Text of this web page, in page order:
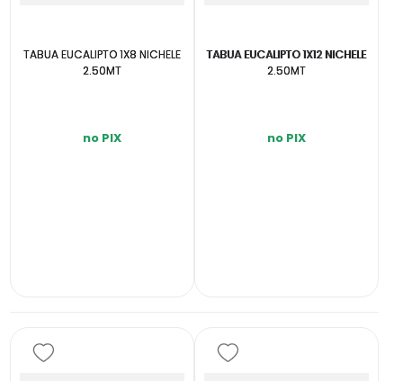
TABUA EUCALIPTO 1X8 NICHELE
2.50MT
no PIX
TABUA EUCALIPTO 1X12 NICHELE
2.50MT
no PIX